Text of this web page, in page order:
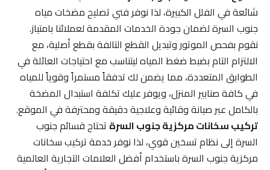
شائعة في الفلل الكبيرة، لذا نوفر فني تصليح مضخات مياه
جنوب السرة لضمان جودة الخدمات المقدمة لعملائنا بامتياز.
نقوم بفحص الموتور وتبديل القطع التالفة بقطع أصلية، مع
الالتزام التام بضبط ضغط المياه ليتناسب مع احتياجات العائلة في
الطوابق المتعددة، مما يضمن لك تدفقاً مستمراً وقوياً للمياه
في كافة صنابير المنزل، ويوفر عليك تكلفة استبدال المضخة
بالكامل عبر صيانة وقائية وعلاجية دقيقة ومحترفة في الموقع.
تركيب سخانات مركزية جنوب السرةتحتاج قسائم جنوب
السرة إلى نظام تسخين قوي، لذا نوفر خدمة تركيب سخانات
مركزية جنوب السرة باستخدام أفضل العلامات التجارية العالمية